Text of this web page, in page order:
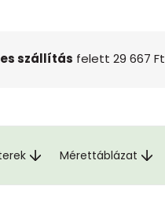
szállítás felett 29 667 Ft
Mérettáblázat